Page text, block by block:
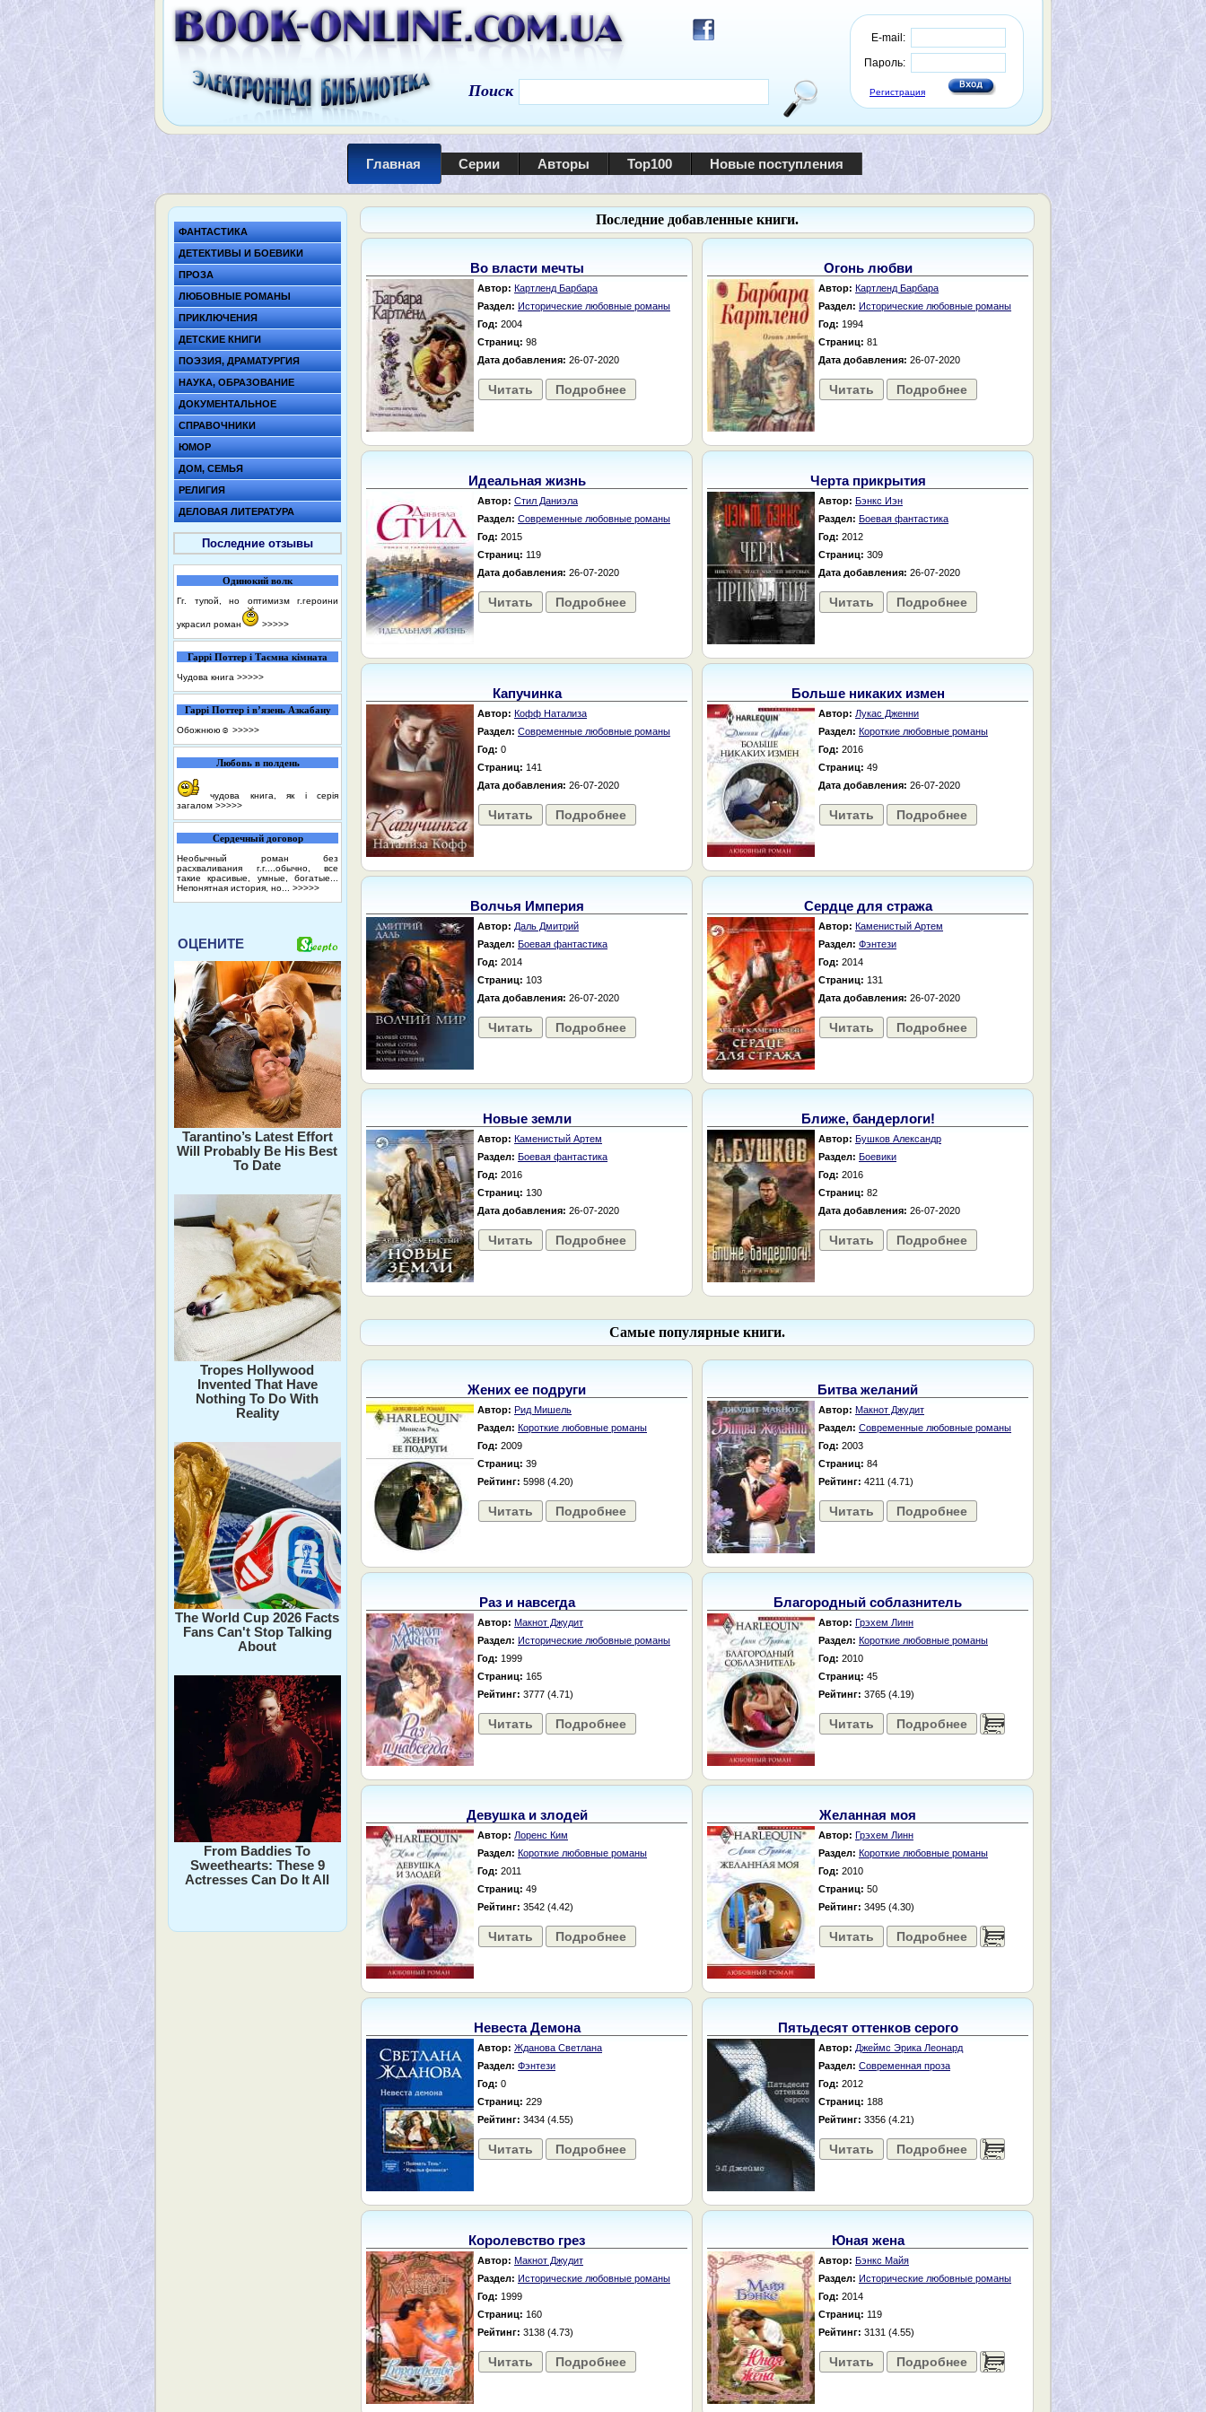
E-mail:
Пароль:
Регистрация
Поиск
Главная Серии Авторы Top100 Новые поступления
ФАНТАСТИКА
ДЕТЕКТИВЫ И БОЕВИКИ
ПРОЗА
ЛЮБОВНЫЕ РОМАНЫ
ПРИКЛЮЧЕНИЯ
ДЕТСКИЕ КНИГИ
ПОЭЗИЯ, ДРАМАТУРГИЯ
НАУКА, ОБРАЗОВАНИЕ
ДОКУМЕНТАЛЬНОЕ
СПРАВОЧНИКИ
ЮМОР
ДОМ, СЕМЬЯ
РЕЛИГИЯ
ДЕЛОВАЯ ЛИТЕРАТУРА
Последние отзывы
Одинокий волк
Гг. тупой, но оптимизм г.героини
украсил роман >>>>>
Гаррі Поттер і Таємна кімната
Чудова книга >>>>>
Гаррі Поттер і в’язень Азкабану
Обожнюю☺️ >>>>>
Любовь в полдень
чудова книга, як і серія
загалом >>>>>
Сердечный договор
Необычный роман без
расхваливания г.г....обычно, все
такие красивые, умные, богатые...
Непонятная история, но... >>>>>
ОЦЕНИТЕ
Tarantino’s Latest Effort
Will Probably Be His Best
To Date
Tropes Hollywood
Invented That Have
Nothing To Do With
Reality
The World Cup 2026 Facts
Fans Can't Stop Talking
About
From Baddies To
Sweethearts: These 9
Actresses Can Do It All
Последние добавленные книги.
Во власти мечты
Автор: Картленд Барбара
Раздел: Исторические любовные романы
Год: 2004
Страниц: 98
Дата добавления: 26-07-2020
Читать Подробнее
Огонь любви
Автор: Картленд Барбара
Раздел: Исторические любовные романы
Год: 1994
Страниц: 81
Дата добавления: 26-07-2020
Читать Подробнее
Идеальная жизнь
Автор: Стил Даниэла
Раздел: Современные любовные романы
Год: 2015
Страниц: 119
Дата добавления: 26-07-2020
Читать Подробнее
Черта прикрытия
Автор: Бэнкс Иэн
Раздел: Боевая фантастика
Год: 2012
Страниц: 309
Дата добавления: 26-07-2020
Читать Подробнее
Капучинка
Автор: Кофф Натализа
Раздел: Современные любовные романы
Год: 0
Страниц: 141
Дата добавления: 26-07-2020
Читать Подробнее
Больше никаких измен
Автор: Лукас Дженни
Раздел: Короткие любовные романы
Год: 2016
Страниц: 49
Дата добавления: 26-07-2020
Читать Подробнее
Волчья Империя
Автор: Даль Дмитрий
Раздел: Боевая фантастика
Год: 2014
Страниц: 103
Дата добавления: 26-07-2020
Читать Подробнее
Сердце для стража
Автор: Каменистый Артем
Раздел: Фэнтези
Год: 2014
Страниц: 131
Дата добавления: 26-07-2020
Читать Подробнее
Новые земли
Автор: Каменистый Артем
Раздел: Боевая фантастика
Год: 2016
Страниц: 130
Дата добавления: 26-07-2020
Читать Подробнее
Ближе, бандерлоги!
Автор: Бушков Александр
Раздел: Боевики
Год: 2016
Страниц: 82
Дата добавления: 26-07-2020
Читать Подробнее
Самые популярные книги.
Жених ее подруги
Автор: Рид Мишель
Раздел: Короткие любовные романы
Год: 2009
Страниц: 39
Рейтинг: 5998 (4.20)
Читать Подробнее
Битва желаний
Автор: Макнот Джудит
Раздел: Современные любовные романы
Год: 2003
Страниц: 84
Рейтинг: 4211 (4.71)
Читать Подробнее
Раз и навсегда
Автор: Макнот Джудит
Раздел: Исторические любовные романы
Год: 1999
Страниц: 165
Рейтинг: 3777 (4.71)
Читать Подробнее
Благородный соблазнитель
Автор: Грэхем Линн
Раздел: Короткие любовные романы
Год: 2010
Страниц: 45
Рейтинг: 3765 (4.19)
Читать Подробнее ......
Девушка и злодей
Автор: Лоренс Ким
Раздел: Короткие любовные романы
Год: 2011
Страниц: 49
Рейтинг: 3542 (4.42)
Читать Подробнее
Желанная моя
Автор: Грэхем Линн
Раздел: Короткие любовные романы
Год: 2010
Страниц: 50
Рейтинг: 3495 (4.30)
Читать Подробнее ......
Невеста Демона
Автор: Жданова Светлана
Раздел: Фэнтези
Год: 0
Страниц: 229
Рейтинг: 3434 (4.55)
Читать Подробнее
Пятьдесят оттенков серого
Автор: Джеймс Эрика Леонард
Раздел: Современная проза
Год: 2012
Страниц: 188
Рейтинг: 3356 (4.21)
Читать Подробнее ......
Королевство грез
Автор: Макнот Джудит
Раздел: Исторические любовные романы
Год: 1999
Страниц: 160
Рейтинг: 3138 (4.73)
Читать Подробнее
Юная жена
Автор: Бэнкс Майя
Раздел: Исторические любовные романы
Год: 2014
Страниц: 119
Рейтинг: 3131 (4.55)
Читать Подробнее ......